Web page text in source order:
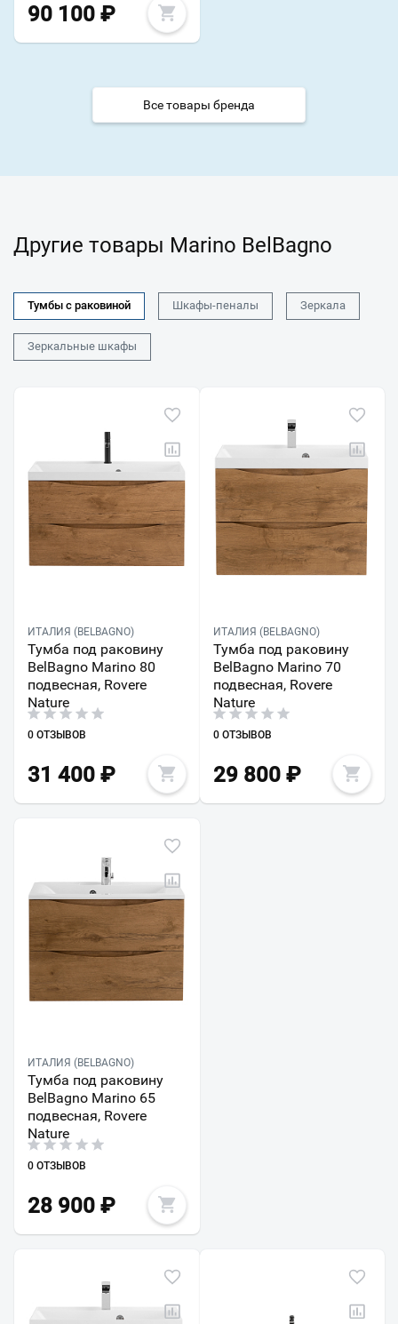
90 100 ₽
Все товары бренда
Другие товары Marino BelBagno
Тумбы с раковиной Шкафы-пеналы Зеркала
Зеркальные шкафы
ИТАЛИЯ (BELBAGNO)
Тумба под раковину
BelBagno Marino 80
подвесная, Rovere
Nature
0 ОТЗЫВОВ
31 400 ₽
ИТАЛИЯ (BELBAGNO)
Тумба под раковину
BelBagno Marino 70
подвесная, Rovere
Nature
0 ОТЗЫВОВ
29 800₽
ИТАЛИЯ (BELBAGNO)
Тумба под раковину
BelBagno Marino 65
подвесная, Rovere
Nature
0 ОТЗЫВОВ
28 900 ₽